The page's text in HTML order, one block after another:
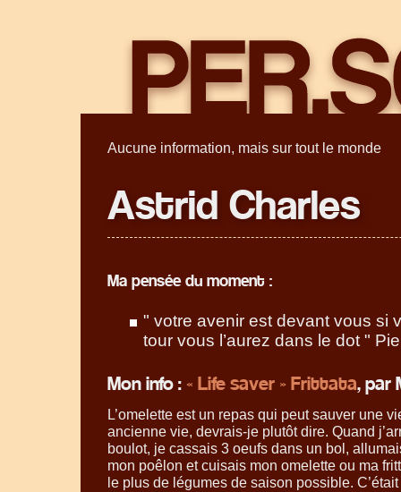
Aucune information, mais sur tout le monde
Astrid Charles
Ma pensée du moment :
" votre avenir est devant vous si
tour vous l’aurez dans le dot "
Mon info : « Life saver » Frittata, par
L’omelette est un repas qui peut sauver une
ancienne vie, devrais-je plutôt dire. Quand
boulot, je cassais 3 oeufs dans un bol,
mon poêlon et cuisais mon omelette ou ma
le plus de légumes de saison possible.